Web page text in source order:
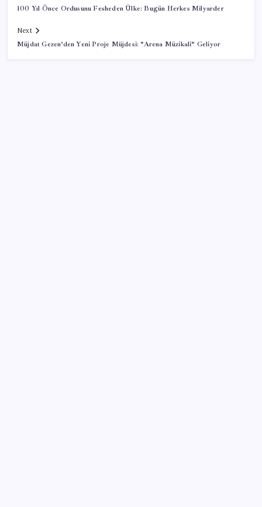
100 Yıl Önce Ordusunu Fesheden Ülke: Bugün Herkes Milyarder
Next
Müjdat Gezen’den Yeni Proje Müjdesi: “Arena Müzikali” Geliyor